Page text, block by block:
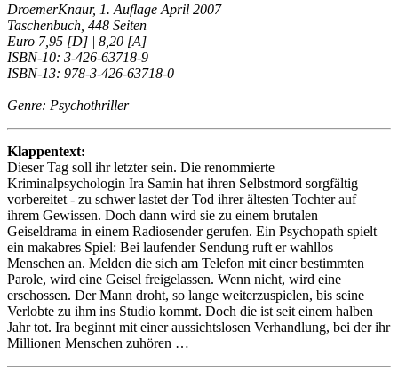
DroemerKnaur, 1. Auflage April 2007
Taschenbuch, 448 Seiten
Euro 7,95 [D] | 8,20 [A]
ISBN-10: 3-426-63718-9
ISBN-13: 978-3-426-63718-0
Genre: Psychothriller
Klappentext:
Dieser Tag soll ihr letzter sein. Die renommierte
Kriminalpsychologin Ira Samin hat ihren Selbstmord sorgfältig
vorbereitet - zu schwer lastet der Tod ihrer ältesten Tochter auf
ihrem Gewissen. Doch dann wird sie zu einem brutalen
Geiseldrama in einem Radiosender gerufen. Ein Psychopath spielt
ein makabres Spiel: Bei laufender Sendung ruft er wahllos
Menschen an. Melden die sich am Telefon mit einer bestimmten
Parole, wird eine Geisel freigelassen. Wenn nicht, wird eine
erschossen. Der Mann droht, so lange weiterzuspielen, bis seine
Verlobte zu ihm ins Studio kommt. Doch die ist seit einem halben
Jahr tot. Ira beginnt mit einer aussichtslosen Verhandlung, bei der ihr
Millionen Menschen zuhören …